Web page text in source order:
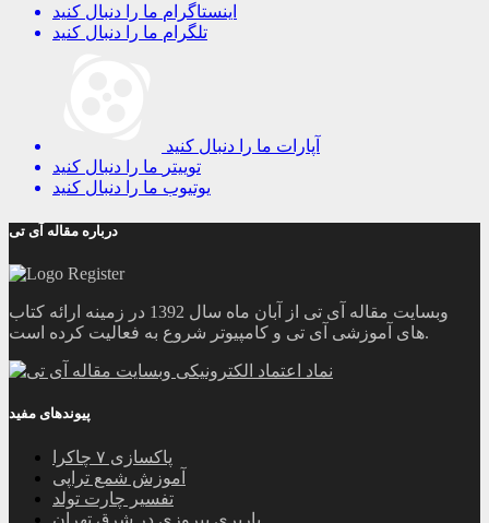
اینستاگرام ما را دنبال کنید
تلگرام ما را دنبال کنید
آپارات ما را دنبال کنید
توییتر ما را دنبال کنید
یوتیوب ما را دنبال کنید
درباره مقاله آی تی
وبسایت مقاله آی تی از آبان ماه سال 1392 در زمینه ارائه کتاب
های آموزشی آی تی و کامپیوتر شروع به فعالیت کرده است.
پیوندهای مفید
پاکسازی ۷ چاکرا
آموزش شمع تراپی
تفسیر چارت تولد